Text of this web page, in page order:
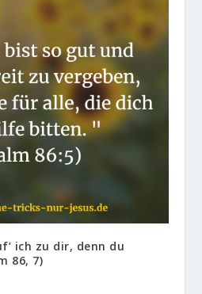
ich zu dir, denn du
86, 7)